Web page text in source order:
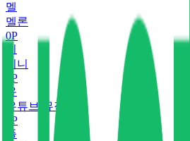
멜
멜론
0P
지니
P
유
유튜브 뮤직
P
플